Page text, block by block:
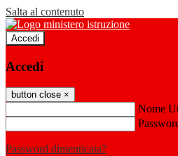
Salta al contenuto
Accedi
Accedi
button close ×
Nome
Password dimenticata?